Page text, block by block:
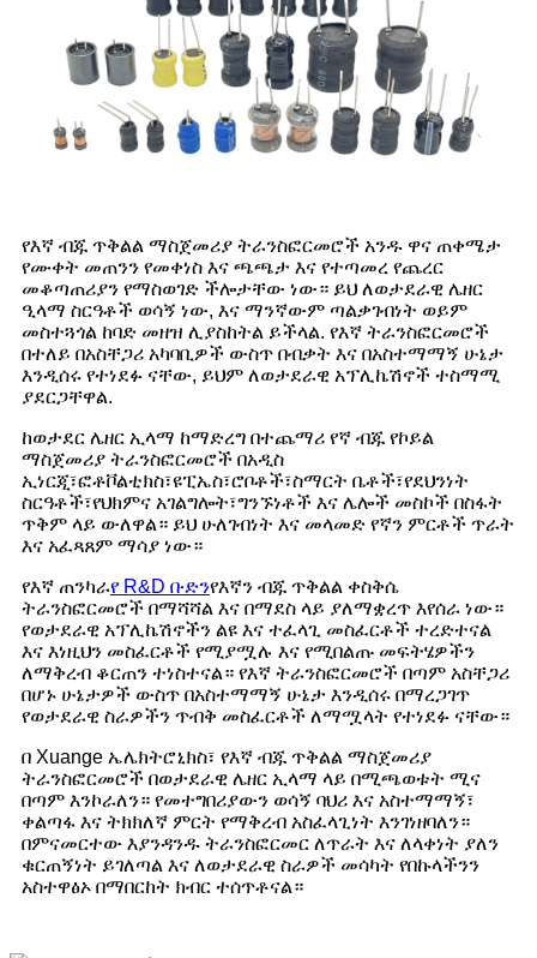
የእኛ ብጁ ጥቅልል ​​ማስጀመሪያ ትራንስፎርመሮች አንዱ ዋና ጠቀሜታ
የሙቀት መጠንን የመቀነስ እና ጫጫታ እና የተጣመረ የጨረር
መቆጣጠሪያን የማስወገድ ችሎታቸው ነው። ይህ ለወታደራዊ ሌዘር
ዒላማ ስርዓቶች ወሳኝ ነው, እና ማንኛውም ጣልቃገብነት ወይም
መስተጓጎል ከባድ መዘዝ ሊያስከትል ይችላል. የእኛ ትራንስፎርመሮች
በተለይ በአስቸጋሪ አካባቢዎች ውስጥ በብቃት እና በአስተማማኝ ሁኔታ
እንዲሰሩ የተነደፉ ናቸው, ይህም ለወታደራዊ አፕሊኬሽኖች ተስማሚ
ያደርጋቸዋል.
ከወታደር ሌዘር ኢላማ ከማድረግ በተጨማሪ የኛ ብጁ የኮይል
ማስጀመሪያ ትራንስፎርመሮች በአዲስ
ኢነርጂ፣ፎቶቮልቲክስ፣ዩፒኤስ፣ሮቦቶች፣ስማርት ቤቶች፣የደህንነት
ስርዓቶች፣የህክምና አገልግሎት፣ግንኙነቶች እና ሌሎች መስኮች በስፋት
ጥቅም ላይ ውለዋል። ይህ ሁለገብነት እና መላመድ የኛን ምርቶች ጥራት
እና አፈጻጸም ማሳያ ነው።
የእኛ ጠንካራየ R&D ቡድንየእኛን ብጁ ጥቅልል ​​ቀስቅሴ
ትራንስፎርመሮች በማሻሻል እና በማደስ ላይ ያለማቋረጥ እየሰራ ነው።
የወታደራዊ አፕሊኬሽኖችን ልዩ እና ተፈላጊ መስፈርቶች ተረድተናል
እና እነዚህን መስፈርቶች የሚያሟሉ እና የሚበልጡ መፍትሄዎችን
ለማቅረብ ቆርጠን ተነስተናል። የእኛ ትራንስፎርመሮች በጣም አስቸጋሪ
በሆኑ ሁኔታዎች ውስጥ በአስተማማኝ ሁኔታ እንዲሰሩ በማረጋገጥ
የወታደራዊ ስራዎችን ጥብቅ መስፈርቶች ለማሟላት የተነደፉ ናቸው።
በ Xuange ኤሌክትሮኒክስ፣ የእኛ ብጁ ጥቅልል ​​ማስጀመሪያ
ትራንስፎርመሮች በወታደራዊ ሌዘር ኢላማ ላይ በሚጫወቱት ሚና
በጣም እንኮራለን። የመተግበሪያውን ወሳኝ ባህሪ እና አስተማማኝ፣
ቀልጣፋ እና ትክክለኛ ምርት የማቅረብ አስፈላጊነት እንገነዘባለን።
በምናመርተው እያንዳንዱ ትራንስፎርመር ለጥራት እና ለላቀነት ያለን
ቁርጠኝነት ይገለጣል እና ለወታደራዊ ስራዎች መሳካት የበኩላችንን
አስተዋፅኦ በማበርከት ክብር ተሰጥቶናል።